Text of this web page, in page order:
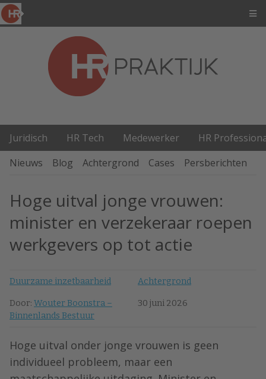
Juridisch HR Tech Medewerker
HR
Nieuws
Blog Achtergrond Cases Persberichten
Hoge uitval jonge vrouwen:
minister en verzekeraar roepen
werkgevers op tot actie
Duurzame inzetbaarheid Achtergrond
Door: Wouter Boonstra –
Binnenlands Bestuur
30 juni 2026
Hoge uitval onder jonge vrouwen is geen
individueel probleem, maar een